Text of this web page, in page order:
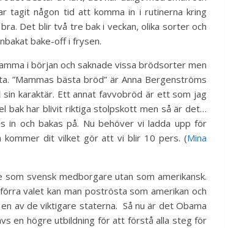
tagit någon tid att komma in i rutinerna kring
Det blir två tre bak i veckan, olika sorter och
bake-off i frysen.
i början och saknade vissa brödsorter men
”Mammas bästa bröd” är Anna Bergenströms
karaktär. Ett annat favvobröd är ett som jag
bak har blivit riktiga stolpskott men så är det…
in och bakas på. Nu behöver vi ladda upp för
kommer dit vilket gör att vi blir 10 pers. (Mina
svensk medborgare utan som amerikansk.
valet kan man poströsta som amerikan och
av de viktigare staterna. Så nu är det Obama
en högre utbildning för att förstå alla steg för